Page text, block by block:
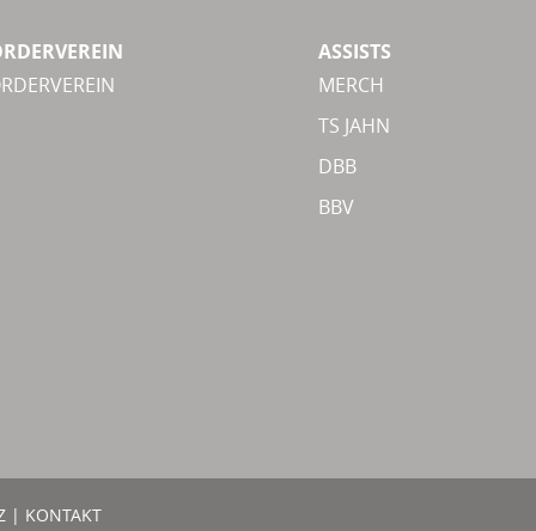
ASSISTS
MERCH
TS JAHN
DBB
BBV
| KONTAKT